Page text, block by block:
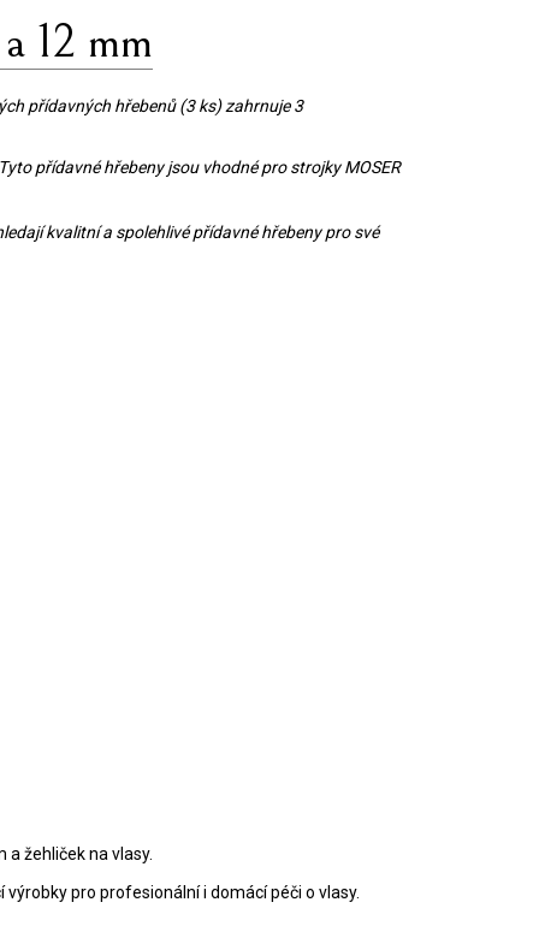
12 mm
přídavných hřebenů (3 ks) zahrnuje 3
přídavné hřebeny jsou vhodné pro strojky MOSER
kvalitní a spolehlivé přídavné hřebeny pro své
žehliček na vlasy.
pro profesionální i domácí péči o vlasy.